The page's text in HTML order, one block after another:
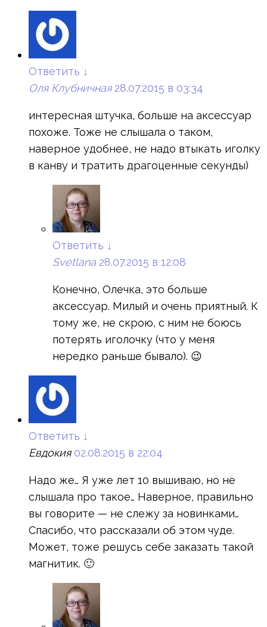
Ответить ↓
Оля Клубничная 28.07.2015 в 03:34
интересная штучка, больше на аксессуар
похоже. Тоже не слышала о таком,
наверное удобнее, не надо втыкать иголку
в канву и тратить драгоценные секунды)
Ответить ↓
Svetlana 28.07.2015 в 12:08
Конечно, Олечка, это больше
аксессуар. Милый и очень приятный. К
тому же, не скрою, с ним не боюсь
потерять иголочку (что у меня
нередко раньше бывало). 😉
Ответить ↓
Евдокия02.08.2015 в 22:04
Надо же… Я уже лет 10 вышиваю, но не
слышала про такое… Наверное, правильно
вы говорите — не слежу за новинками…
Спасибо, что рассказали об этом чуде.
Может, тоже решусь себе заказать такой
магнитик. 🙂